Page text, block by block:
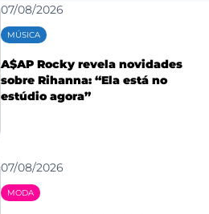
07/08/2026
MÚSICA
A$AP Rocky revela novidades
sobre Rihanna: “Ela está no
estúdio agora”
07/08/2026
MODA